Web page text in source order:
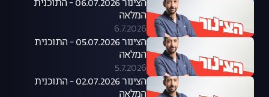
הצינור 06.07.2026 - התוכנית
המלאה
6.7.2026
הצינור 05.07.2026 - התוכנית
המלאה
5.7.2026
הצינור 02.07.2026 - התוכנית